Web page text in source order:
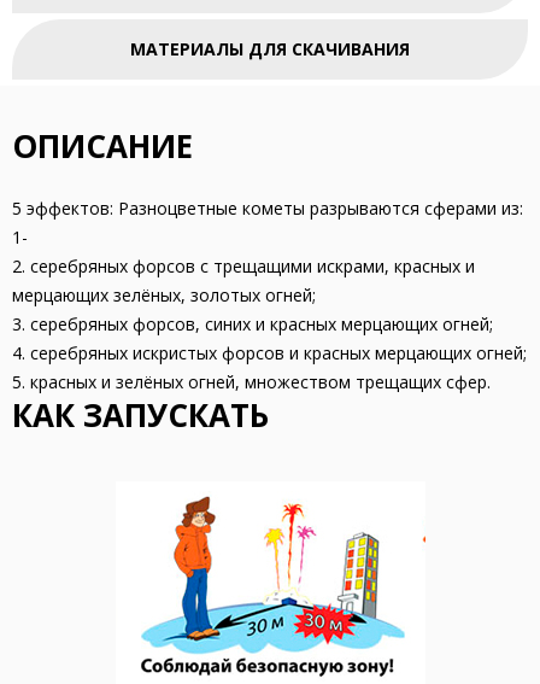
МАТЕРИАЛЫ ДЛЯ СКАЧИВАНИЯ
ОПИСАНИЕ
5 эффектов: Разноцветные кометы разрываются сферами из:
1-
2. серебряных форсов с трещащими искрами, красных и
мерцающих зелёных, золотых огней;
3. серебряных форсов, синих и красных мерцающих огней;
4. серебряных искристых форсов и красных мерцающих огней;
5. красных и зелёных огней, множеством трещащих сфер.
КАК ЗАПУСКАТЬ